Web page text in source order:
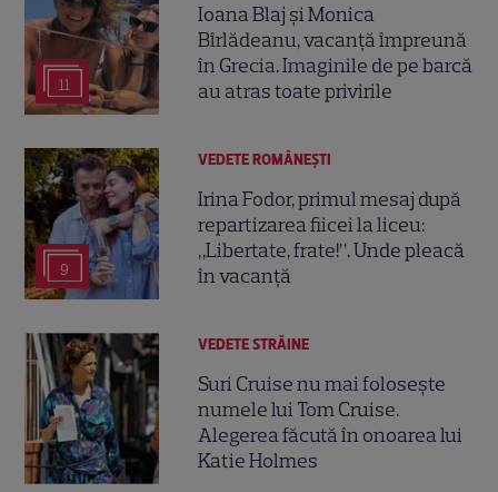
11
Ioana Blaj și Monica
Bîrlădeanu, vacanță împreună
în Grecia. Imaginile de pe barcă
au atras toate privirile
9
VEDETE ROMÂNEŞTI
Irina Fodor, primul mesaj după
repartizarea fiicei la liceu:
„Libertate, frate!”. Unde pleacă
în vacanță
VEDETE STRĂINE
Suri Cruise nu mai folosește
numele lui Tom Cruise.
Alegerea făcută în onoarea lui
Katie Holmes